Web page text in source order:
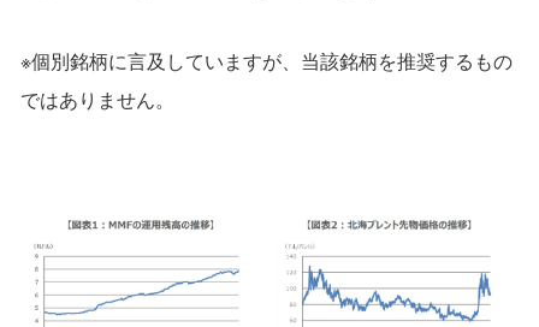
※個別銘柄に言及していますが、当該銘柄を推奨するもの
ではありません。